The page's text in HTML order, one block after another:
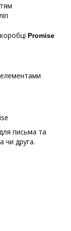
Promise
елементами
письма та
чи друга.